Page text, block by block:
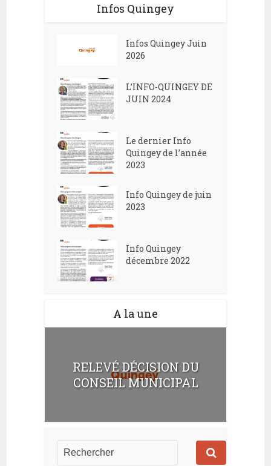
Infos Quingey
Infos Quingey Juin
2026
L’INFO-QUINGEY DE
JUIN 2024
Le dernier Info
Quingey de l’année
2023
Info Quingey de juin
2023
Info Quingey
décembre 2022
A la une
RELEVÉ DÉCISION DU
CONSEIL MUNICIPAL